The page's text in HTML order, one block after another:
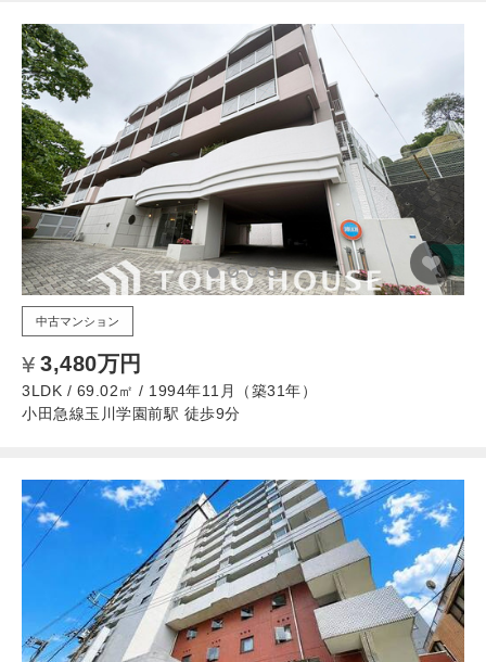
中古マンション
3,480万円
3LDK / 69.02㎡ / 1994年11月（築31年）
小田急線玉川学園前駅 徒歩9分